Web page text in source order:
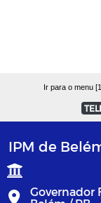
Ir para o menu
IPM de
Governador